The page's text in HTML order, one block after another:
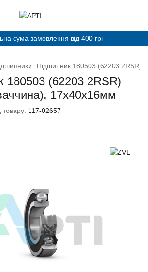
сума замовлення від 400 грн
Підшипник 180503 (62203 2RSR)
180503 (62203 2RSR)
17х40х16мм
товару: 117-02657